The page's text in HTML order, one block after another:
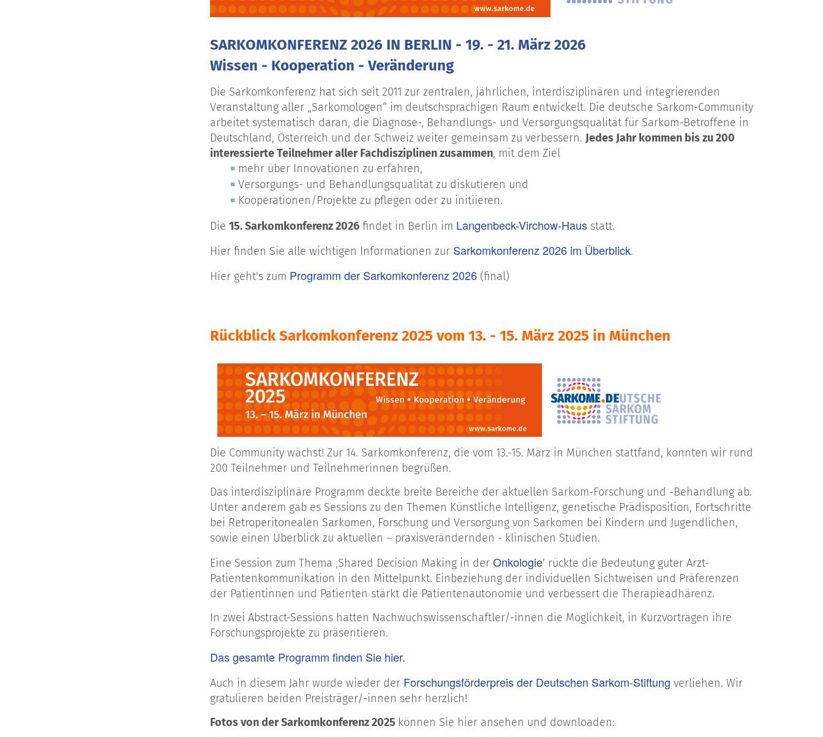
SARKOMKONFERENZ 2026 IN BERLIN - 19. - 21. März 2026
Wissen - Kooperation - Veränderung
Die Sarkomkonferenz hat sich seit 2011 zur zentralen, jährlichen, interdisziplinären und integrierenden
Veranstaltung aller „Sarkomologen“ im deutschsprachigen Raum entwickelt. Die deutsche Sarkom-Community
arbeitet systematisch daran, die Diagnose-, Behandlungs- und Versorgungsqualität für Sarkom-Betroffene in
Deutschland, Österreich und der Schweiz weiter gemeinsam zu verbessern. Jedes Jahr kommen bis zu 200
interessierte Teilnehmer aller Fachdisziplinen zusammen, mit dem Ziel
mehr über Innovationen zu erfahren,
Versorgungs- und Behandlungsqualität zu diskutieren und
Kooperationen/Projekte zu pflegen oder zu initiieren.
Die 15. Sarkomkonferenz 2026 findet in Berlin im Langenbeck-Virchow-Haus statt.
Hier finden Sie alle wichtigen Informationen zur Sarkomkonferenz 2026 im Überblick.
Hier geht's zum Programm der Sarkomkonferenz 2026 (final)
Rückblick Sarkomkonferenz 2025 vom 13. - 15. März 2025 in München
Die Community wächst! Zur 14. Sarkomkonferenz, die vom 13.-15. März in München stattfand, konnten wir rund
200 Teilnehmer und Teilnehmerinnen begrüßen.
Das interdisziplinäre Programm deckte breite Bereiche der aktuellen Sarkom-Forschung und -Behandlung ab.
Unter anderem gab es Sessions zu den Themen Künstliche Intelligenz, genetische Prädisposition, Fortschritte
bei Retroperitonealen Sarkomen, Forschung und Versorgung von Sarkomen bei Kindern und Jugendlichen,
sowie einen Überblick zu aktuellen – praxisverändernden - klinischen Studien.
Eine Session zum Thema ‚Shared Decision Making in der Onkologie’ rückte die Bedeutung guter Arzt-
Patientenkommunikation in den Mittelpunkt. Einbeziehung der individuellen Sichtweisen und Präferenzen
der Patientinnen und Patienten stärkt die Patientenautonomie und verbessert die Therapieadhärenz.
In zwei Abstract-Sessions hatten Nachwuchswissenschaftler/-innen die Möglichkeit, in Kurzvorträgen ihre
Forschungsprojekte zu präsentieren.
Das gesamte Programm finden Sie hier.
Auch in diesem Jahr wurde wieder der Forschungsförderpreis der Deutschen Sarkom-Stiftung verliehen. Wir
gratulieren beiden Preisträger/-innen sehr herzlich!
Fotos von der Sarkomkonferenz 2025 können Sie hier ansehen und downloaden: